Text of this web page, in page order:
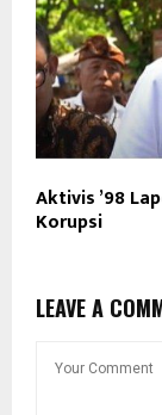
Aktivis ’98
Korupsi
LEAVE A